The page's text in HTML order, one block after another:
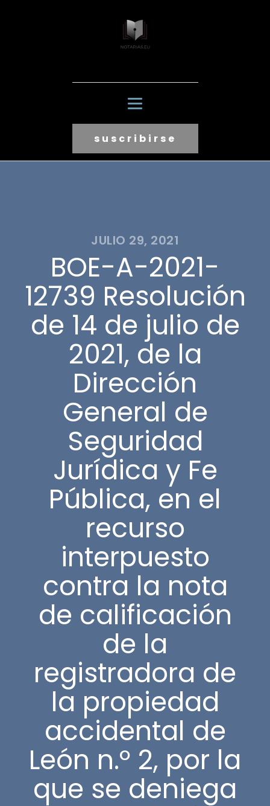
suscribirse
JULIO 29, 2021
BOE-A-2021-
12739 Resolución
de 14 de julio de
2021, de la
Dirección
General de
Seguridad
Jurídica y Fe
Pública, en el
recurso
interpuesto
contra la nota
de calificación
de la
registradora de
la propiedad
accidental de
León n.º 2, por la
que se deniega